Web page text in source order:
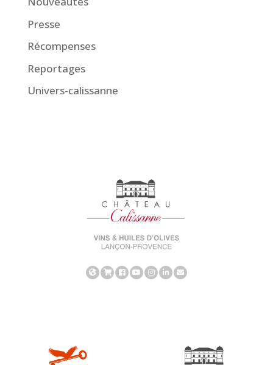
Presse
Récompenses
Reportages
Univers-calissanne